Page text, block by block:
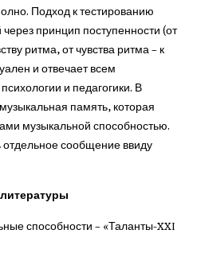
Подход к тестированию
принцип поступенности (от
ритма, от чувства ритма – к
и отвечает всем
и педагогики. В
память, которая
музыкальной способностью.
сообщение ввиду
способности – «Таланты-XXI